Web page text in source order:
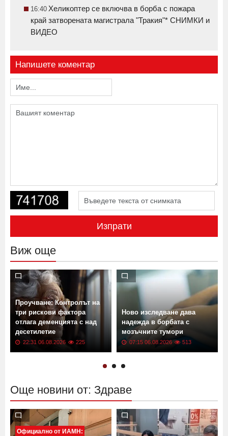
16:40 Хеликоптер се включва в борба с пожара
край затворената магистрала "Тракия"* СНИМКИ и
ВИДЕО
Напишете коментар
Изпрати
Виж още
Проучване: Контролът на
три рискови фактора
отлага деменцията с над
десетилетие
22:31 06.08.2026 225
Ново изследване дава
надежда в борбата с
мозъчните тумори
07:15 06.08.2026 513
Още новини от: Здраве
Официално от ИАМН: